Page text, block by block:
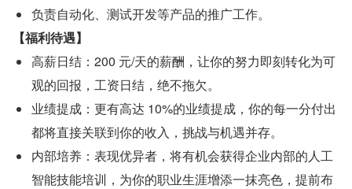
负责自动化、测试开发等产品的推广工作。
【福利待遇】
高薪日结：200 元/天的薪酬，让你的努力即刻转化为可
观的回报，工资日结，绝不拖欠。
业绩提成：更有高达 10%的业绩提成，你的每一分付出
都将直接关联到你的收入，挑战与机遇并存。
内部培养：表现优异者，将有机会获得企业内部的人工
智能技能培训，为你的职业生涯增添一抹亮色，提前布